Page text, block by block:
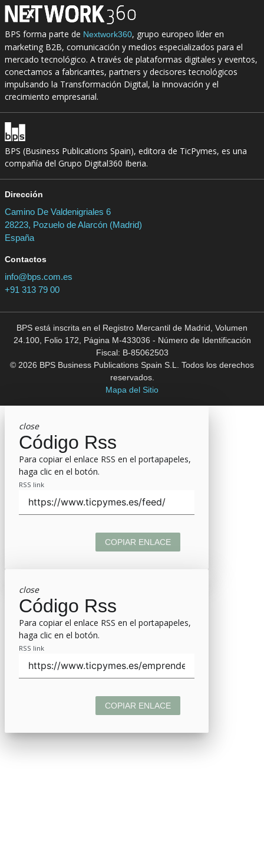
BPS forma parte de Nextwork360, grupo europeo líder en
marketing B2B, comunicación y medios especializados para el
mercado tecnológico. A través de plataformas digitales y eventos,
conectamos a fabricantes, partners y decisores tecnológicos
impulsando la Transformación Digital, la Innovación y el
crecimiento empresarial.
BPS (Business Publications Spain), editora de TicPymes, es una
compañía del Grupo Digital360 Iberia.
Dirección
Camino De Valdenigriales 6
28223, Pozuelo de Alarcón (Madrid)
España
Contactos
info@bps.com.es
+91 313 79 00
BPS está inscrita en el Registro Mercantil de Madrid, Volumen
24.100, Folio 172, Página M-433036 - Número de Identificación
Fiscal: B-85062503
© 2026 BPS Business Publications Spain S.L. Todos los derechos
reservados.
Mapa del Sitio
close
Código Rss
Para copiar el enlace RSS en el portapapeles,
haga clic en el botón.
RSS link
COPIAR ENLACE
close
Código Rss
Para copiar el enlace RSS en el portapapeles,
haga clic en el botón.
RSS link
COPIAR ENLACE